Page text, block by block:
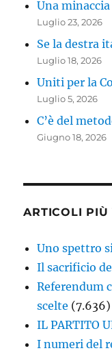
Una
Luglio 23, 2026
Se la destra
Luglio 18, 2026
Uniti per la
Luglio 5, 2026
C’è del
Giugno 18, 2026
ARTICOLI PIÙ
Uno spettro
Il sacrificio
Referendum
scelte (7.636)
IL PARTITO
I numeri del